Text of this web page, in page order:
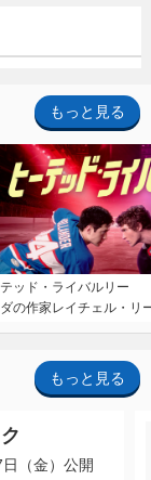
もっと見る
ッド・ライバルリー
の作家レイチェル・リ
もっと見る
（金）公開